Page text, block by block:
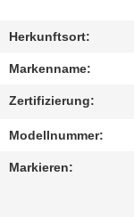
FABRIK-
AUSFLUG
TRETEN
Herkunftsort:
Markenname:
Zertifizierung:
Modellnummer:
Markieren: